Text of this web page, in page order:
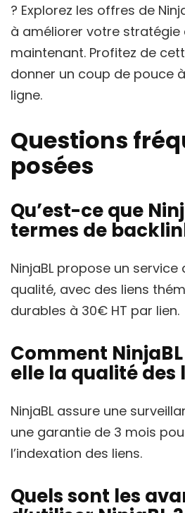
? Explorez les offres de
à améliorer votre stratégie
maintenant. Profitez de
donner un coup de pouce
ligne.
Questions
posées
Qu’est-ce que
termes de
NinjaBL propose un service
qualité, avec des liens
durables à 30€ HT par lien.
Comment
elle la qualité des
NinjaBL assure une
une garantie de 3 mois
l’indexation des liens.
Quels sont les